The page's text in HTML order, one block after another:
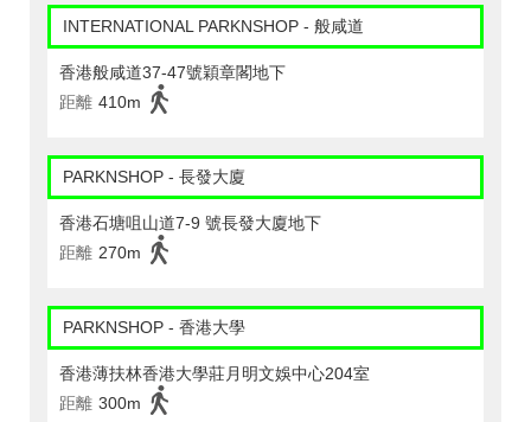
INTERNATIONAL PARKNSHOP - 般咸道
香港般咸道37-47號穎章閣地下
距離 410m
PARKNSHOP - 長發大廈
香港石塘咀山道7-9 號長發大廈地下
距離 270m
PARKNSHOP - 香港大學
香港薄扶林香港大學莊月明文娛中心204室
距離 300m